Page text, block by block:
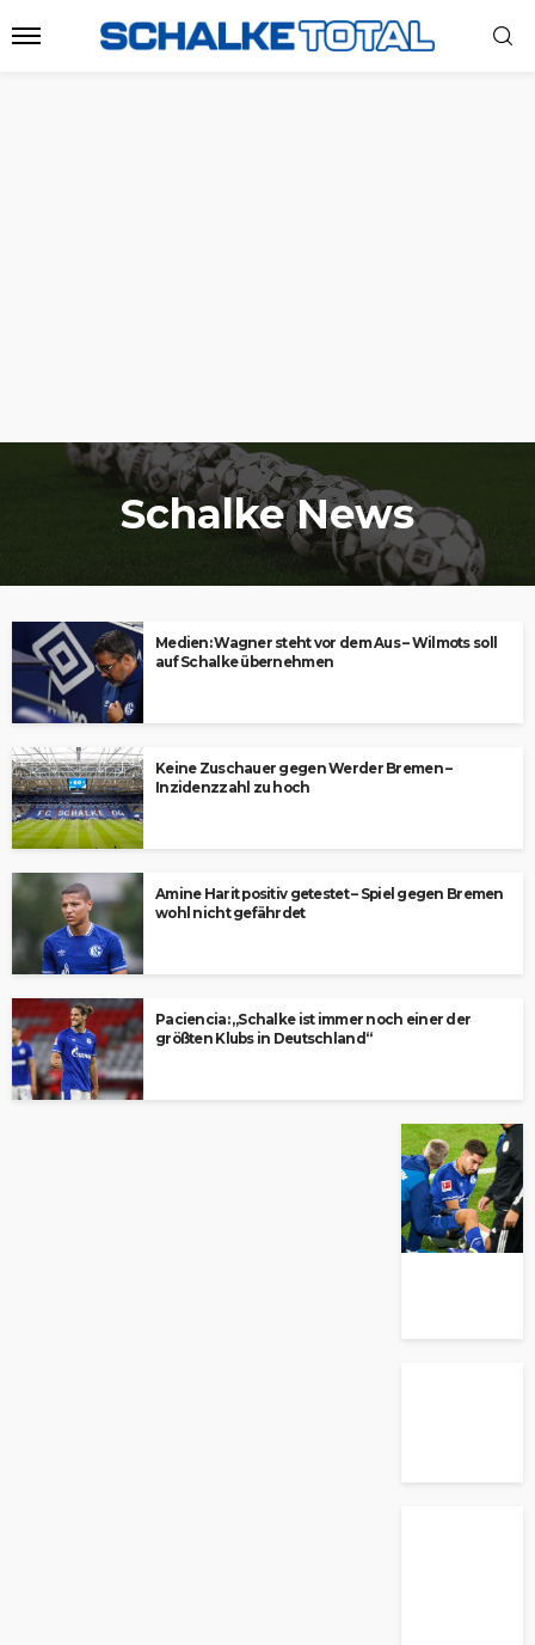
Schalke News
Medien: Wagner steht vor dem Aus – Wilmots soll
auf Schalke übernehmen
Keine Zuschauer gegen Werder Bremen –
Inzidenzzahl zu hoch
Amine Harit positiv getestet – Spiel gegen Bremen
wohl nicht gefährdet
Paciencia: „Schalke ist immer noch einer der
größten Klubs in Deutschland“